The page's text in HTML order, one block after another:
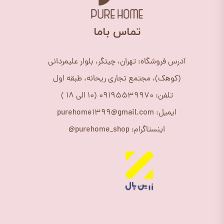
​تماس باما
آدرس فروشگاه: تهران، چیتگر، بلوار علیمردانی
(کوهک)، مجتمع تجاری ریحانه، طبقه اول
تلفن: 09195539970 (10 الی 18 )
ایمیل: purehome1399@gmail.com
اینستاگرام: purehome_shop@